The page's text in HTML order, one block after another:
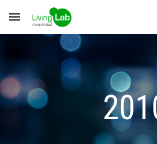
Skip to main content